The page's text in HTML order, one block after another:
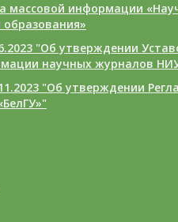
массовой информации
образования»
"Об утверждении
научных журналов
"Об утверждении